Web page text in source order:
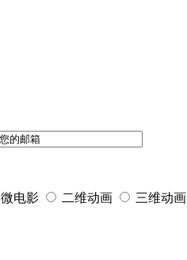
微电影 二维动画 三维动画